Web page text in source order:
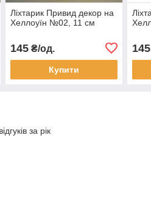
Ліхтарик Привид декор на
Хеллоуїн №02, 11 см
145₴/од.
Купити
145
за рік